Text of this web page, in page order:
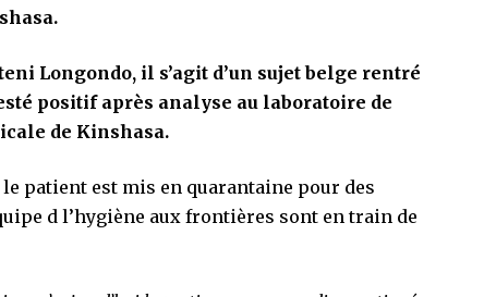
Longondo, il s’agit d’un sujet belge rentré
positif après analyse au laboratoire de
de Kinshasa.
patient est mis en quarantaine pour des
d l’hygiène aux frontières sont en train de